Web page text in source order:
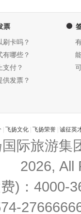
票
刷卡吗？
有哪些？
支付？
供发票？
飞扬文化 飞扬荣誉 诚征英
际旅游集
2026, All
)：4000-